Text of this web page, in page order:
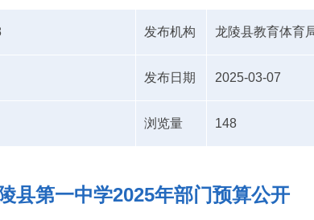
发布机构 龙陵县教育体育
发布日期 2025-03-07
浏览量 148
县第一中学2025年部门预算公开